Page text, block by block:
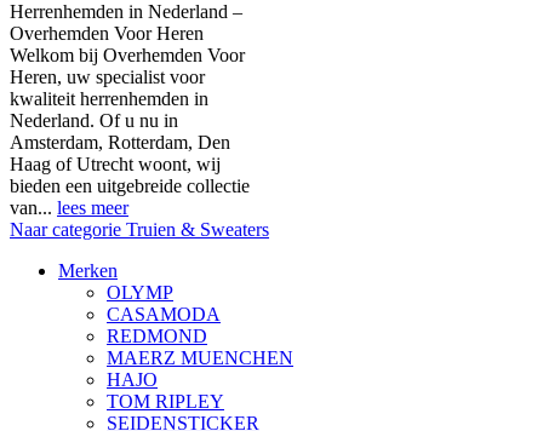
Herrenhemden in Nederland –
Overhemden Voor Heren
Welkom bij Overhemden Voor
Heren, uw specialist voor
kwaliteit herrenhemden in
Nederland. Of u nu in
Amsterdam, Rotterdam, Den
Haag of Utrecht woont, wij
bieden een uitgebreide collectie
van... lees meer
Naar categorie Truien & Sweaters
Merken
OLYMP
CASAMODA
REDMOND
MAERZ MUENCHEN
HAJO
TOM RIPLEY
SEIDENSTICKER